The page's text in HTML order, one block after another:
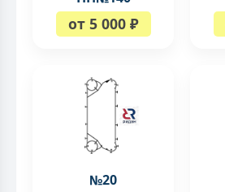
от 5 000 ₽
№20